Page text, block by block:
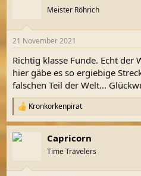
Meister Röhrich
21 November 2021
Richtig klasse Funde. Echt der
hier gäbe es so ergiebige
falschen Teil der Welt...
R
e
a
k
Kronkorkenpirat
Capricorn
Time Travelers